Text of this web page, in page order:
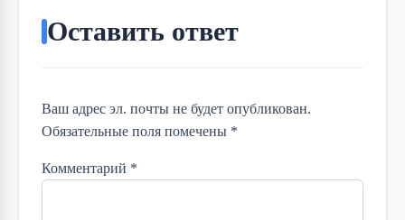
Оставить ответ
Ваш адрес эл. почты не будет опубликован.
Обязательные поля помечены *
Комментарий *